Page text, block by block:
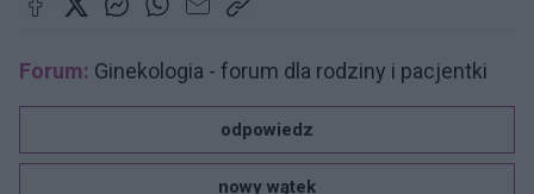
Forum: Ginekologia - forum dla rodziny i pacjentki
odpowiedz
nowy wątek